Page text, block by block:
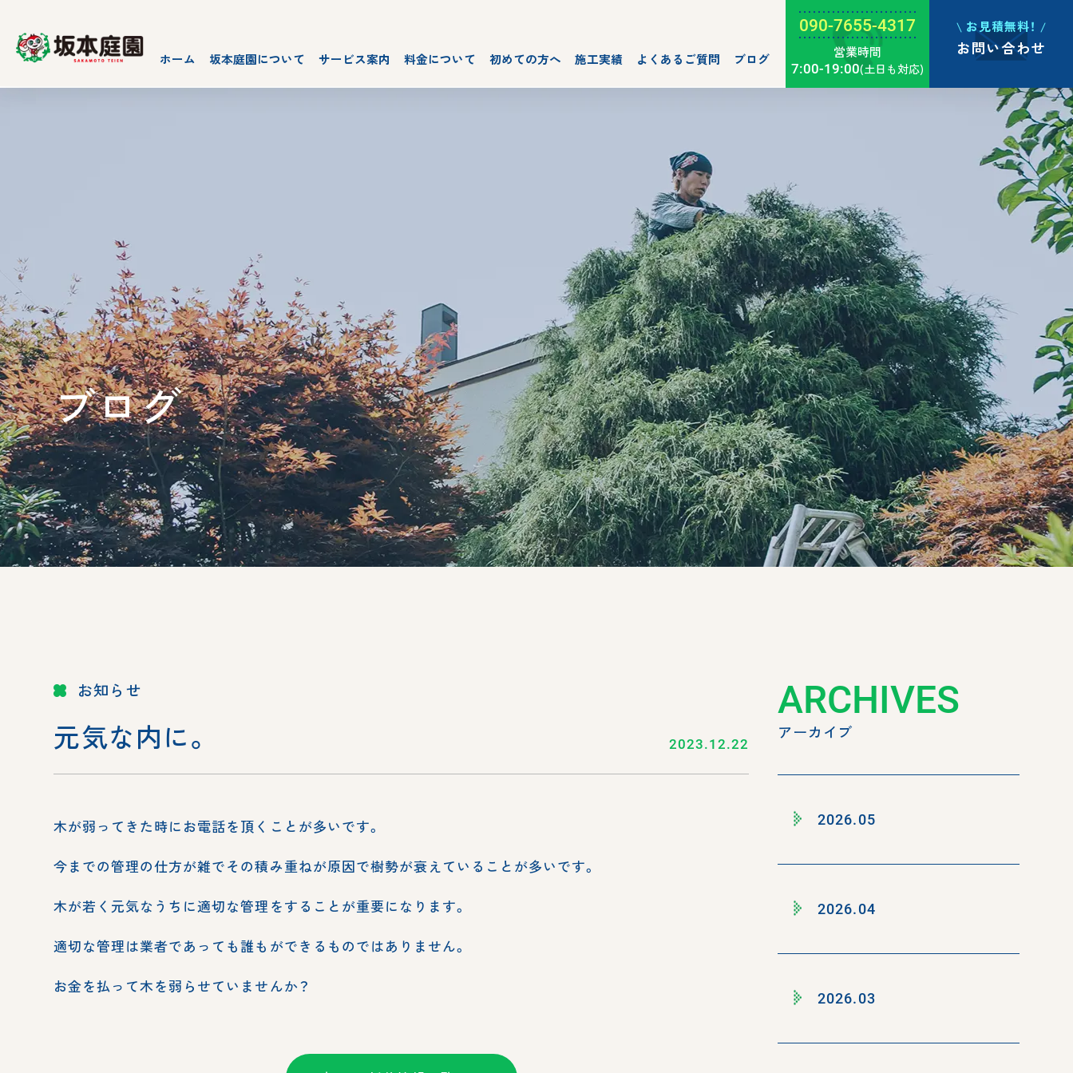
ホーム 坂本庭園について サービス案内 料金について 初めての方へ 施工実績 よくあるご質問 ブログ
090-7655-4317
営業時間
7:00-19:00(土日も対応)
お見積無料！
お問い合わせ
ブログ
お知らせ
2023.12.22
元気な内に。
木が弱ってきた時にお電話を頂くことが多いです。
今までの管理の仕方が雑でその積み重ねが原因で樹勢が衰えていることが多いです。
木が若く元気なうちに適切な管理をすることが重要になります。
適切な管理は業者であっても誰もができるものではありません。
お金を払って木を弱らせていませんか？
ARCHIVES
アーカイブ
2026.05
2026.04
2026.03